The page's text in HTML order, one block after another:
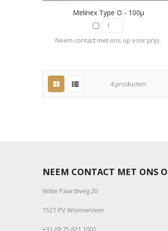
Melinex Type O - 100µ
Neem contact met ons op voor prijs.
4producten
NEEM CONTACT MET ONS
Witte Paardweg 20
1521 PV Wormerveer
+31 (0) 75 621 1001